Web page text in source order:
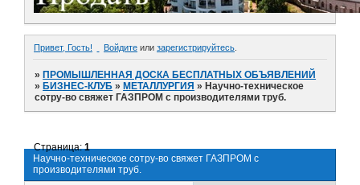
Привет, Гость! Войдите или зарегистрируйтесь
»ПРОМЫШЛЕННАЯ ДОСКА БЕСПЛАТНЫХ ОБЪЯВЛЕНИЙ
»БИЗНЕС-КЛУБ »МЕТАЛЛУРГИЯ »Научно-техническое
сотру-во свяжет ГАЗПРОМ с производителями труб.
Научно-техническое сотру-во свяжет ГАЗПРОМ с
производителями труб.
Страница:1